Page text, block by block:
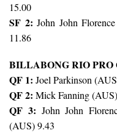
15.00
SF 2: John John
11.86
BILLABONG RIO
QF 1: Joel Parkinson
QF 2: Mick Fanning
QF 3: John John
(AUS) 9.43